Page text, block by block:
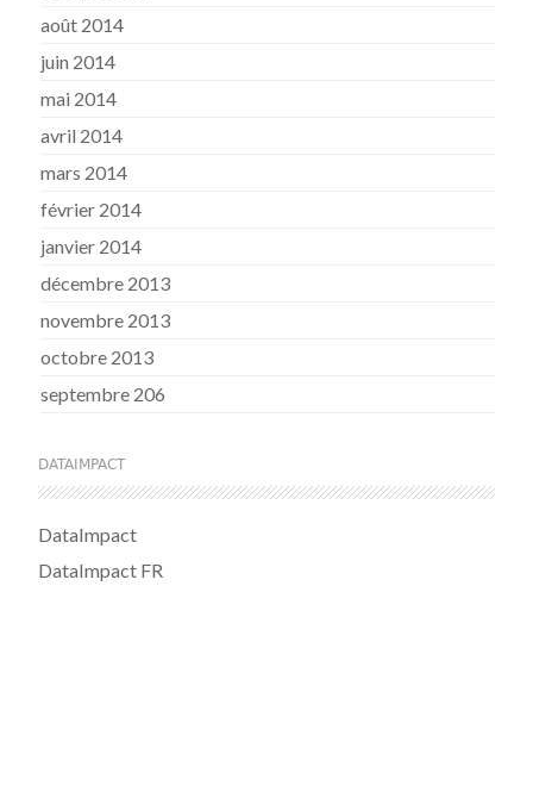
août 2014
juin 2014
mai 2014
avril 2014
mars 2014
février 2014
janvier 2014
décembre 2013
novembre 2013
octobre 2013
septembre 206
DATAIMPACT
DataImpact
DataImpact FR